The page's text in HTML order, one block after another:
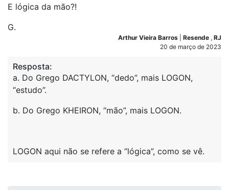
E lógica da mão?!
G.
Arthur Vieira Barros Resende , RJ
20 de março de 2023
Resposta:
a. Do Grego DACTYLON, “dedo”, mais LOGON,
“estudo”.
b. Do Grego KHEIRON, “mão”, mais LOGON.
LOGON aqui não se refere a “lógica”, como se vê.